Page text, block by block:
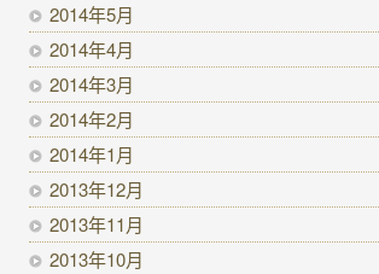
2014年5月
2014年4月
2014年3月
2014年2月
2014年1月
2013年12月
2013年11月
2013年10月